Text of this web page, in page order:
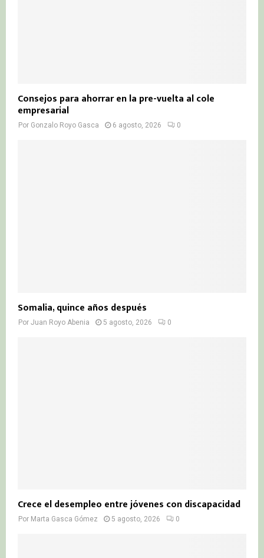
Consejos para ahorrar en la pre-vuelta al cole
empresarial
Por Gonzalo Royo Gasca 6 agosto, 2026 0
Somalia, quince años después
Por Juan Royo Abenia 5 agosto, 2026 0
Crece el desempleo entre jóvenes con discapacidad
Por Marta Gasca Gómez 5 agosto, 2026 0